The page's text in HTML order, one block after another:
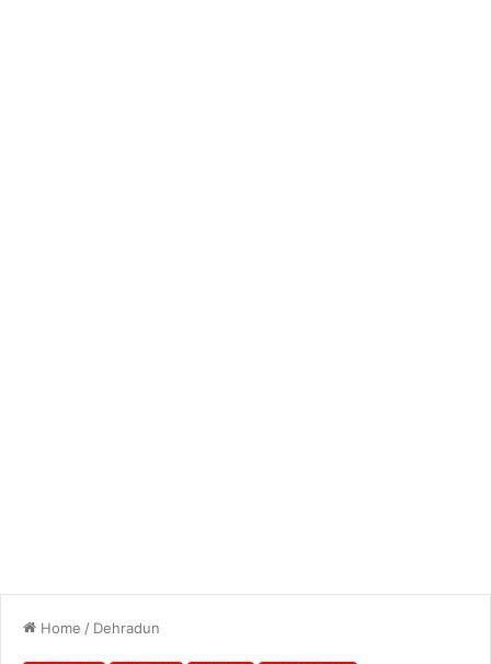
Home / Dehradun